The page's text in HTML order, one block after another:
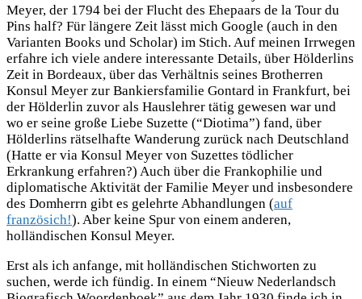
Meyer, der 1794 bei der Flucht des Ehepaars de la Tour du
Pins half? Für längere Zeit lässt mich Google (auch in den
Varianten Books und Scholar) im Stich. Auf meinen Irrwegen
erfahre ich viele andere interessante Details, über Hölderlins
Zeit in Bordeaux, über das Verhältnis seines Brotherren
Konsul Meyer zur Bankiersfamilie Gontard in Frankfurt, bei
der Hölderlin zuvor als Hauslehrer tätig gewesen war und
wo er seine große Liebe Suzette (“Diotima”) fand, über
Hölderlins rätselhafte Wanderung zurück nach Deutschland
(Hatte er via Konsul Meyer von Suzettes tödlicher
Erkrankung erfahren?) Auch über die Frankophilie und
diplomatische Aktivität der Familie Meyer und insbesondere
des Domherrn gibt es gelehrte Abhandlungen (auf
französich!). Aber keine Spur von einem anderen,
holländischen Konsul Meyer.
Erst als ich anfange, mit holländischen Stichworten zu
suchen, werde ich fündig. In einem “Nieuw Nederlandsch